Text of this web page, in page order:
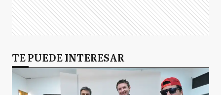
TE PUEDE INTERESAR